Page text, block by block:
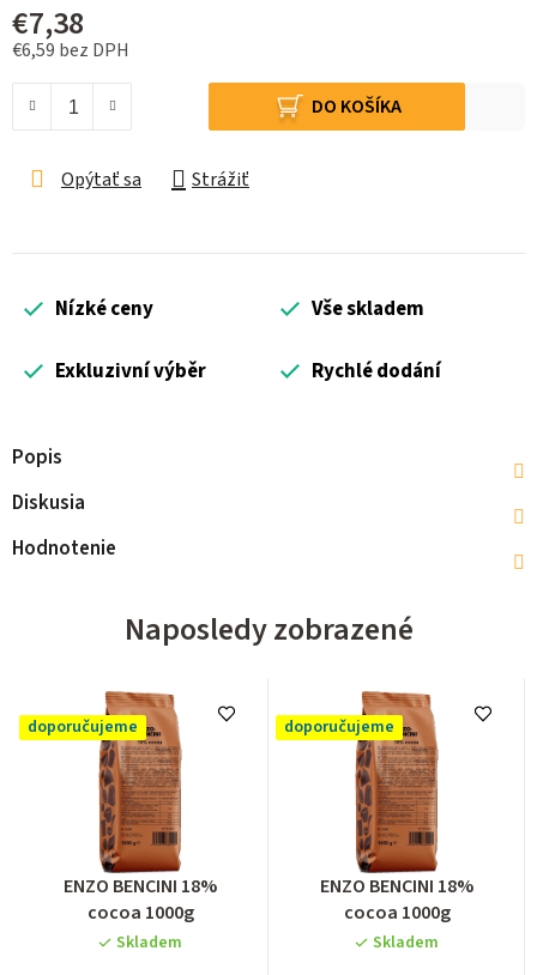
€7,38
€6,59 bez DPH
DO KOŠÍKA
Opýtať sa Strážiť
Nízké ceny Vše skladem
Exkluzivní výběr Rychlé dodání
Popis
Diskusia
Hodnotenie
Naposledy zobrazené
doporučujeme
Priemerné
hodnotenie
produktu
ENZO BENCINI 18%
cocoa 1000g
Skladem
doporučujeme
Priemerné
hodnotenie
produktu
ENZO BENCINI 18%
cocoa 1000g
Skladem